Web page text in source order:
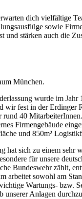
dich vielfältige
sowie
und stärken auch die
München.
wurde im Jahr
wir fest in der Erdinger
rund 40
Firmengebäude
und 850m²
hat sich zu einem sehr
für unsere
Bundeswehr zählt,
arbeitet sowohl am
Wartungs- bzw.
unserer Anlagen